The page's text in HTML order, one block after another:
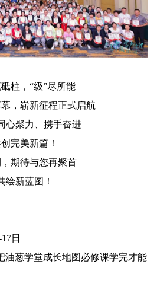
砥柱，“级”尽所能
，崭新征程正式启航
心聚力、携手奋进
完美新篇！
期待与您再聚首
绘新蓝图！
日
葱学堂成长地图必修课学完才能